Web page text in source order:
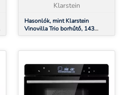
Klarstein
Hasonlók, mint Klarstein
Vinovilla Trio borhűtő, 143
palack, 3 zóna, 38 dB, 12 polc,